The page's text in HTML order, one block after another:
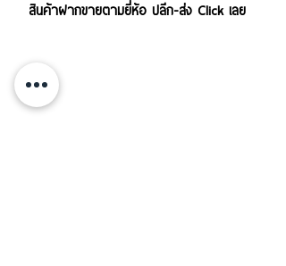
สินค้าฝากขายตามยี่ห้อ ปลีก-ส่ง Click เลย